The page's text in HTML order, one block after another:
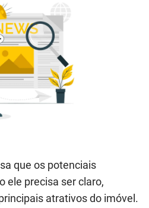
que os potenciais
ele precisa ser claro,
atrativos do imóvel.